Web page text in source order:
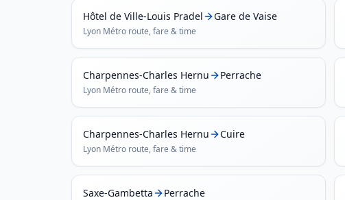
Hôtel de Ville-Louis Pradel Gare de Vaise
Lyon Métro route, fare & time
Charpennes-Charles Hernu Perrache
Lyon Métro route, fare & time
Charpennes-Charles Hernu Cuire
Lyon Métro route, fare & time
Saxe-Gambetta Perrache